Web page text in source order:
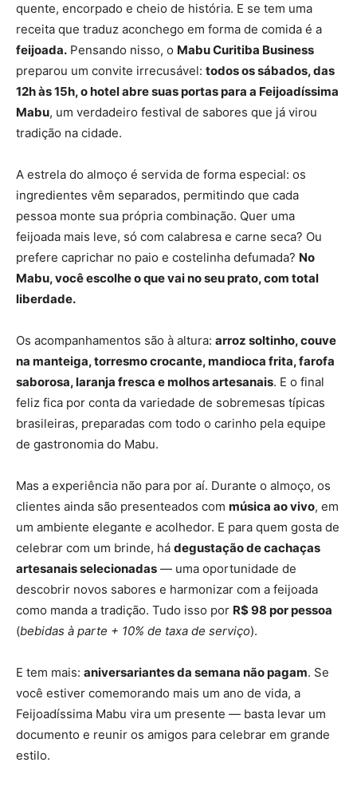
quente, encorpado e cheio de história. E se tem uma
receita que traduz aconchego em forma de comida é a
feijoada. Pensando nisso, o Mabu Curitiba Business
preparou um convite irrecusável: todos os sábados, das
12h às 15h, o hotel abre suas portas para a Feijoadíssima
Mabu, um verdadeiro festival de sabores que já virou
tradição na cidade.
A estrela do almoço é servida de forma especial: os
ingredientes vêm separados, permitindo que cada
pessoa monte sua própria combinação. Quer uma
feijoada mais leve, só com calabresa e carne seca? Ou
prefere caprichar no paio e costelinha defumada? No
Mabu, você escolhe o que vai no seu prato, com total
liberdade.
Os acompanhamentos são à altura: arroz soltinho, couve
na manteiga, torresmo crocante, mandioca frita, farofa
saborosa, laranja fresca e molhos artesanais. E o final
feliz fica por conta da variedade de sobremesas típicas
brasileiras, preparadas com todo o carinho pela equipe
de gastronomia do Mabu.
Mas a experiência não para por aí. Durante o almoço, os
clientes ainda são presenteados com música ao vivo, em
um ambiente elegante e acolhedor. E para quem gosta de
celebrar com um brinde, há degustação de cachaças
artesanais selecionadas — uma oportunidade de
descobrir novos sabores e harmonizar com a feijoada
como manda a tradição. Tudo isso por R$ 98 por pessoa
(bebidas à parte + 10% de taxa de serviço).
E tem mais: aniversariantes da semana não pagam. Se
você estiver comemorando mais um ano de vida, a
Feijoadíssima Mabu vira um presente — basta levar um
documento e reunir os amigos para celebrar em grande
estilo.